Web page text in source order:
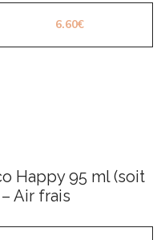
6.60€
Happy 95 ml (soit
Air frais